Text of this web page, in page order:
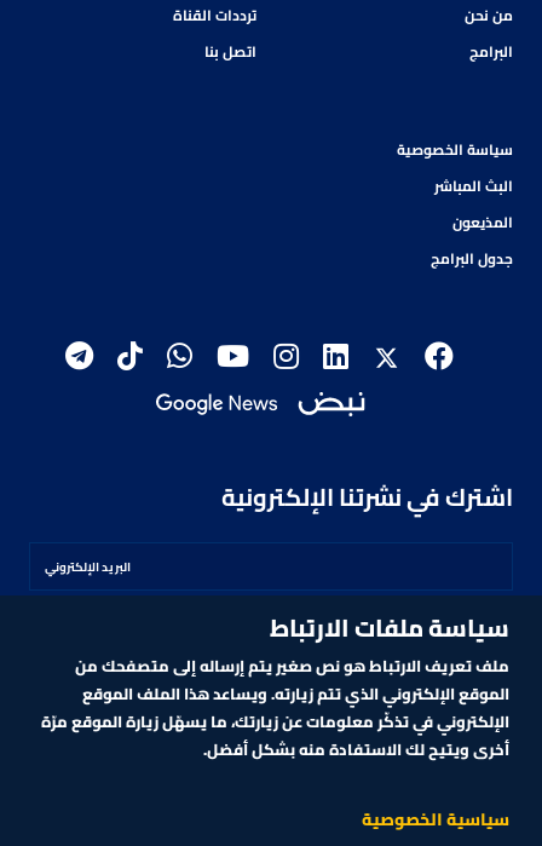
من نحن
البرامج
ترددات القناة
اتصل بنا
سياسة الخصوصية
البث المباشر
المذيعون
جدول البرامج
اشترك في نشرتنا الإلكترونية
اشترك
2026
CNBCARABIA.COM. ALL RIGHTS RESERVED
سياسة ملفات الارتباط
ملف تعريف الارتباط هو نص صغير يتم إرساله إلى متصفحك من
الموقع الإلكتروني الذي تتم زيارته. ويساعد هذا الملف الموقع
الإلكتروني في تذكّر معلومات عن زيارتك، ما يسهّل زيارة الموقع مرّة
أخرى ويتيح لك الاستفادة منه بشكل أفضل.
سياسية الخصوصية